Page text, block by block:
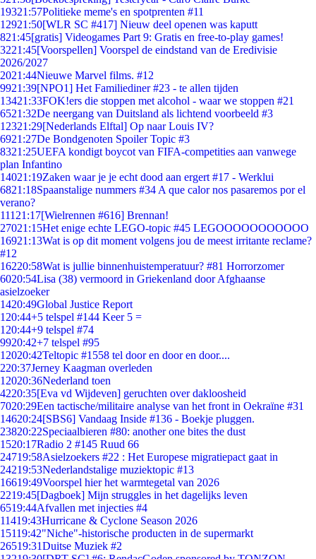
19321:57Politieke meme's en spotprenten #11
12921:50[WLR SC #417] Nieuw deel openen was kaputt
821:45[gratis] Videogames Part 9: Gratis en free-to-play games!
3221:45[Voorspellen] Voorspel de eindstand van de Eredivisie
2026/2027
2021:44Nieuwe Marvel films. #12
9921:39[NPO1] Het Familiediner #23 - te allen tijden
13421:33FOK!ers die stoppen met alcohol - waar we stoppen #21
6521:32De neergang van Duitsland als lichtend voorbeeld #3
12321:29[Nederlands Elftal] Op naar Louis IV?
6921:27De Bondgenoten Spoiler Topic #3
8321:25UEFA kondigt boycot van FIFA-competities aan vanwege
plan Infantino
14021:19Zaken waar je je echt dood aan ergert #17 - Werklui
6821:18Spaanstalige nummers #34 A que calor nos pasaremos por el
verano?
111 21:17[Wielrennen #616] Brennan!
27021:15Het enige echte LEGO-topic #45 LEGOOOOOOOOOOO
16921:13Wat is op dit moment volgens jou de meest irritante reclame?
#12
16220:58Wat is jullie binnenhuistemperatuur? #81 Horrorzomer
6020:54Lisa (38) vermoord in Griekenland door Afghaanse
asielzoeker
1420:49Global Justice Report
1 20:44+5 telspel #144 Keer 5 =
1 20:44+9 telspel #74
9920:42+7 telspel #95
12020:42Teltopic #1558 tel door en door en door....
220:37Jerney Kaagman overleden
12020:36Nederland toen
4220:35[Eva vd Wijdeven] geruchten over dakloosheid
7020:29Een tactische/militaire analyse van het front in Oekraïne #31
14620:24[SBS6] Vandaag Inside #136 - Boekje pluggen.
23820:22Speciaalbieren #80: another one bites the dust
1520:17Radio 2 #145 Ruud 66
24719:58Asielzoekers #22 : Het Europese migratiepact gaat in
24219:53Nederlandstalige muziektopic #13
16619:49Voorspel hier het warmtegetal van 2026
2219:45[Dagboek] Mijn struggles in het dagelijks leven
6519:44Afvallen met injecties #4
11419:43Hurricane & Cyclone Season 2026
15119:42"Niche"-historische producten in de supermarkt
26519:31Duitse Muziek #2